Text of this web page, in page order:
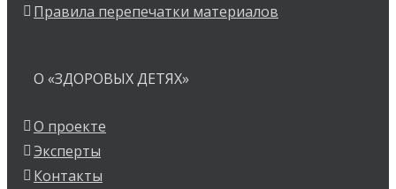
Правила перепечатки материалов
О «ЗДОРОВЫХ ДЕТЯХ»
О проекте
Эксперты
Контакты